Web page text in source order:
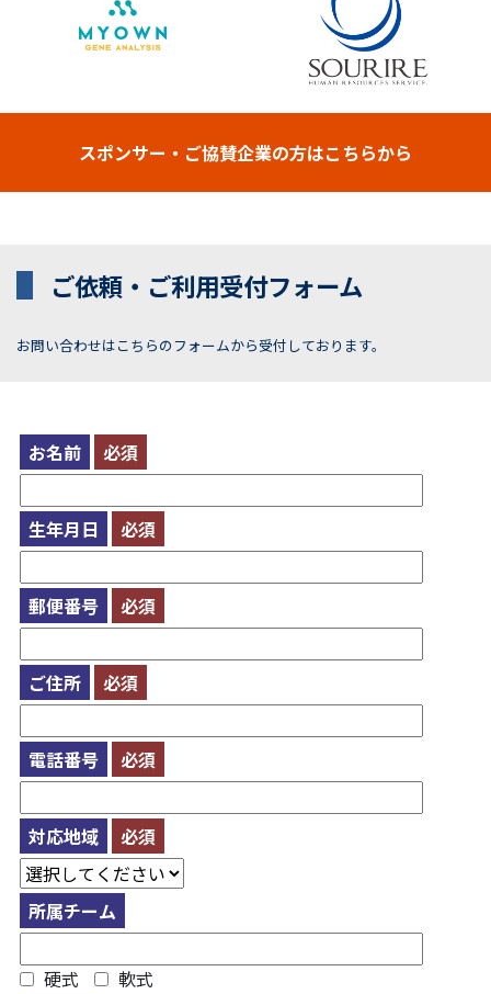
スポンサー・ご協賛企業の方はこちらから
ご依頼・ご利用受付フォーム
お問い合わせはこちらのフォームから受付しております。
お名前 必須
生年月日 必須
郵便番号 必須
ご住所 必須
電話番号 必須
対応地域 必須
所属チーム
硬式
軟式